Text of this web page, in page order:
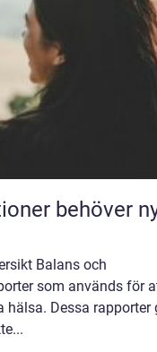
Balans och
som används för
Dessa rapporter